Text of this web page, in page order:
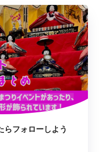
らフォローしよう